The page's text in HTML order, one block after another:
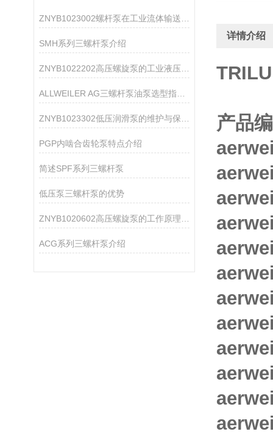
SMH系列三螺杆泵介绍
PGP内啮合齿轮泵特点介绍
简述SPF系列三螺杆泵
低压泵三螺杆泵的优势
ACG系列三螺杆泵介绍
详情介绍
产品